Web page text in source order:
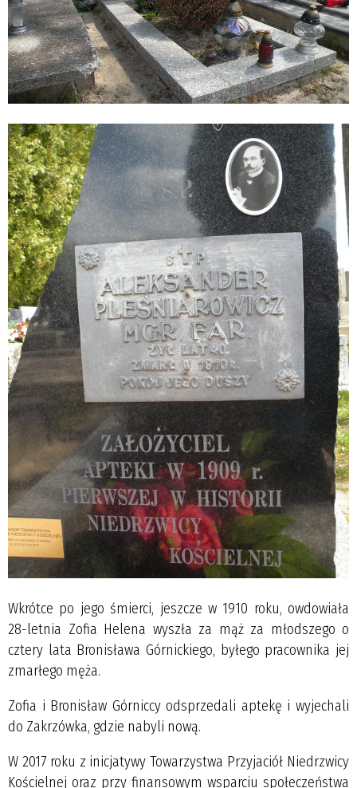
Wkrótce po jego śmierci, jeszcze w 1910 roku, owdowiała
28-letnia Zofia Helena wyszła za mąż za młodszego o
cztery lata Bronisława Górnickiego, byłego pracownika jej
zmarłego męża.
Zofia i Bronisław Górniccy odsprzedali aptekę i wyjechali
do Zakrzówka, gdzie nabyli nową.
W 2017 roku z inicjatywy Towarzystwa Przyjaciół Niedrzwicy
Kościelnej oraz przy finansowym wsparciu społeczeństwa